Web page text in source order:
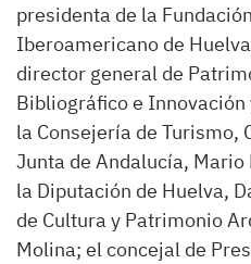
presidenta de la
Iberoamericano de
director general de
Bibliográfico e
la Consejería de Turismo,
Junta de Andalucía,
la Diputación de Huelva,
de Cultura y Patrimonio
Molina; el concejal de